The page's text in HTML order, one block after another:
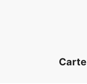
Carte